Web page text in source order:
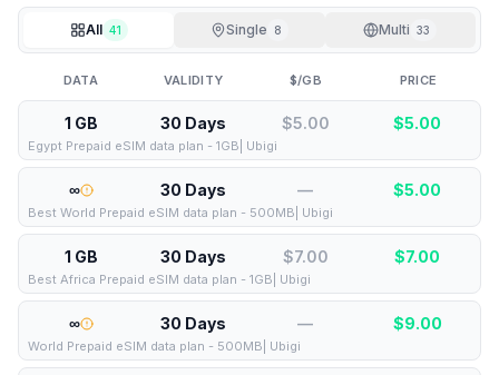
All 41 Single 8 Multi 33
DATA VALIDITY $/GB PRICE
1 GB 30 Days $5.00 $5.00
Egypt Prepaid eSIM data plan - 1GB| Ubigi
∞ 30 Days — $5.00
Best World Prepaid eSIM data plan - 500MB| Ubigi
1 GB 30 Days $7.00 $7.00
Best Africa Prepaid eSIM data plan - 1GB| Ubigi
∞ 30 Days — $9.00
World Prepaid eSIM data plan - 500MB| Ubigi